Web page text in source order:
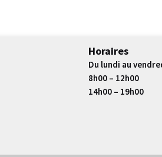
Horaires
Du lundi au
8h00 – 12h00
14h00 – 19h00